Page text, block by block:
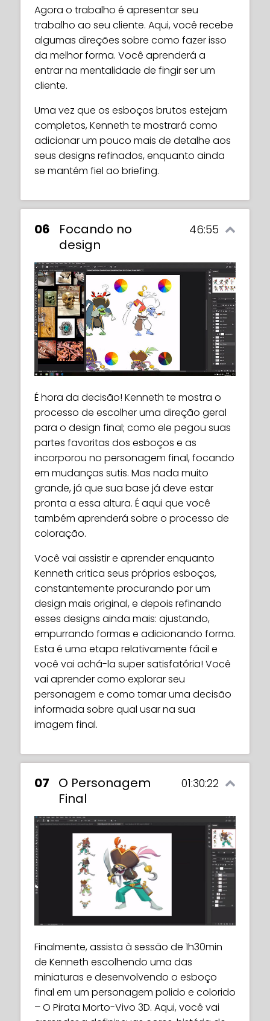
realmente empolgante e levar a
personagens inspiradores e memoráveis!
Neste episódio, você aprende como
Kenneth usa sua pesquisa e a coloca em
um mood board ou uma folha de
e à história do personagem.
Agora o trabalho é apresentar seu
trabalho ao seu cliente. Aqui, você recebe
algumas direções sobre como fazer isso
da melhor forma. Você aprenderá a
entrar na mentalidade de fingir ser um
cliente.
Uma vez que os esboços brutos estejam
completos, Kenneth te mostrará como
adicionar um pouco mais de detalhe aos
seus designs refinados, enquanto ainda
se mantém fiel ao briefing.
06
Focando no
design
46:55
É hora da decisão! Kenneth te mostra o
processo de escolher uma direção geral
para o design final; como ele pegou suas
partes favoritas dos esboços e as
incorporou no personagem final, focando
em mudanças sutis. Mas nada muito
grande, já que sua base já deve estar
pronta a essa altura. É aqui que você
também aprenderá sobre o processo de
coloração.
Você vai assistir e aprender enquanto
Kenneth critica seus próprios esboços,
constantemente procurando por um
design mais original, e depois refinando
esses designs ainda mais: ajustando,
empurrando formas e adicionando forma.
Esta é uma etapa relativamente fácil e
você vai achá-la super satisfatória! Você
vai aprender como explorar seu
personagem e como tomar uma decisão
informada sobre qual usar na sua
imagem final.
07
O Personagem
Final
01:30:22
Finalmente, assista à sessão de 1h30min
de Kenneth escolhendo uma das
miniaturas e desenvolvendo o esboço
final em um personagem polido e colorido
– O Pirata Morto-Vivo 3D. Aqui, você vai